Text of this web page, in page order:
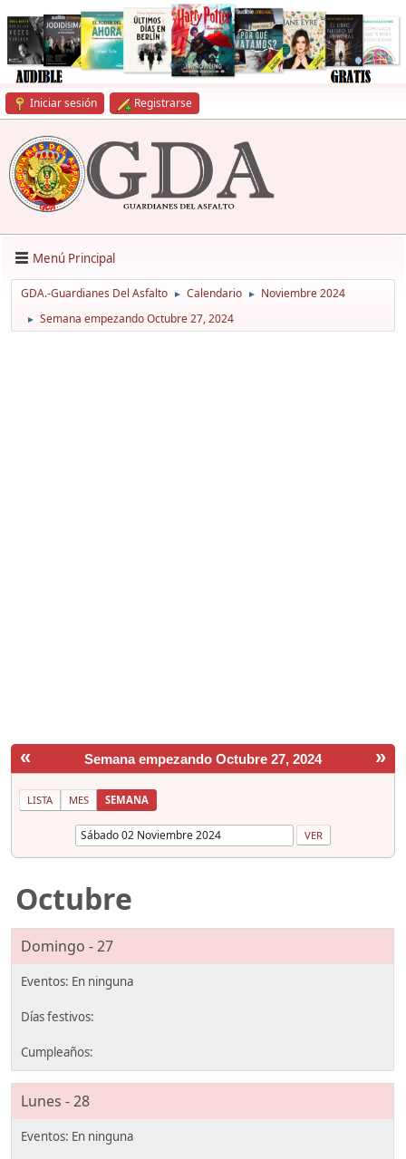
Iniciar sesión Registrarse
Menú Principal
GDA.-Guardianes Del Asfalto ► Calendario ► Noviembre 2024
► Semana empezando Octubre 27, 2024
« »
Semana empezando Octubre 27, 2024
LISTA MES SEMANA
Octubre
Domingo - 27
Lunes - 28